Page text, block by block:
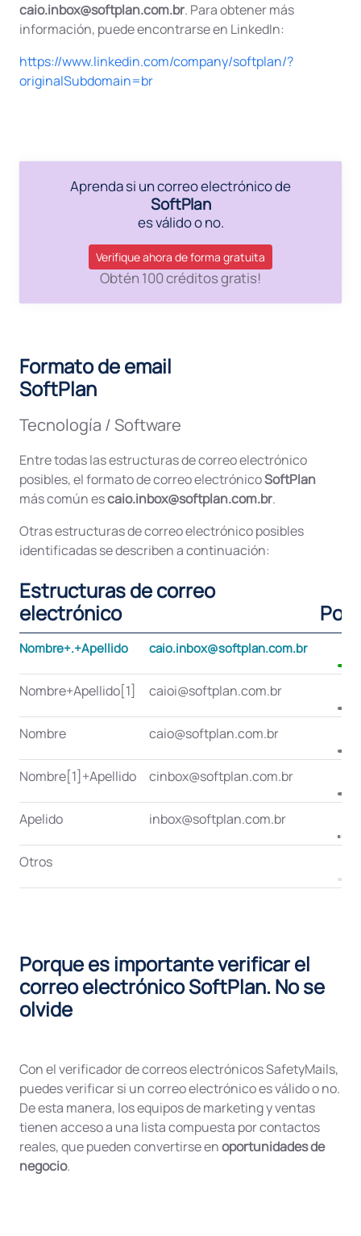
caio.inbox@softplan.com.br. Para obtener más
información, puede encontrarse en LinkedIn:
https://www.linkedin.com/company/softplan/?
originalSubdomain=br
Aprenda si un correo electrónico de
SoftPlan
es válido o no.
Verifique ahora de forma gratuita
Obtén 100 créditos gratis!
Formato de email
SoftPlan
Tecnología / Software
Entre todas las estructuras de correo electrónico
posibles, el formato de correo electrónicoSoftPlan
más común escaio.inbox@softplan.com.br.
Otras estructuras de correo electrónico posibles
identificadas se describen a continuación:
Estructuras de correo
electrónico
Nombre+.+Apellido caio.inbox@softplan.com.br
Nombre+Apellido[1] caioi@softplan.com.br
Nombre caio@softplan.com.br
Nombre[1]+Apellido cinbox@softplan.com.br
Apelido inbox@softplan.com.br
Otros
Porque es importante verificar el
correo electrónico SoftPlan. No se
olvide
Con el verificador de correos electrónicos SafetyMails,
puedes verificar si un correo electrónico es válido o no.
De esta manera, los equipos de marketing y ventas
tienen acceso a una lista compuesta por contactos
reales, que pueden convertirse enoportunidades de
negocio.